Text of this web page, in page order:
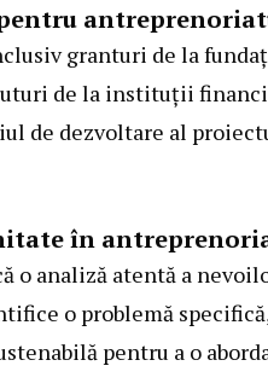
granturi de la
de la instituții
de dezvoltare al
în
analiză atentă a
o problemă
pentru a o